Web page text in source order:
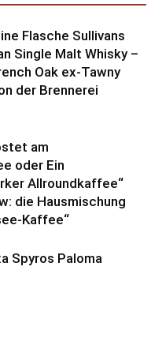
Flasche Sullivans
Single Malt Whisky –
Oak ex-Tawny
der Brennerei
am
oder Ein
Allroundkaffee“
die Hausmischung
Kaffee“
Spyros Paloma